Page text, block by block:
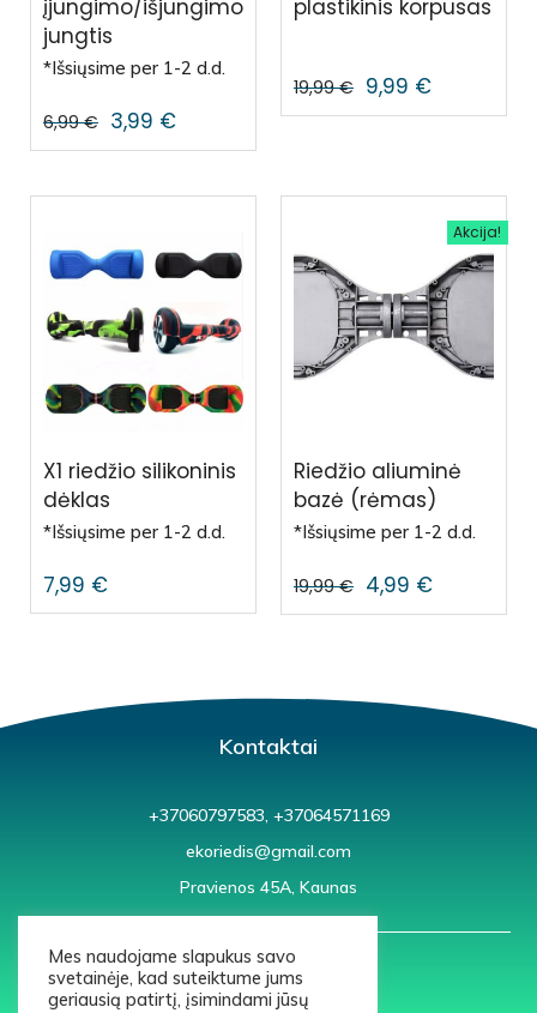
įjungimo/išjungimo
jungtis
*Išsiųsime per 1-2 d.d.
6,99€ 3,99 €
plastikinis korpusas
19,99€ 9,99 €
X1 riedžio silikoninis
dėklas
*Išsiųsime per 1-2 d.d.
7,99 €
Akcija!
Riedžio aliuminė
bazė (rėmas)
*Išsiųsime per 1-2 d.d.
19,99€ 4,99 €
Kontaktai
+37060797583, +37064571169
ekoriedis@gmail.com
Pravienos 45A, Kaunas
Mes naudojame slapukus savo
svetainėje, kad suteiktume jums
geriausią patirtį, įsimindami jūsų